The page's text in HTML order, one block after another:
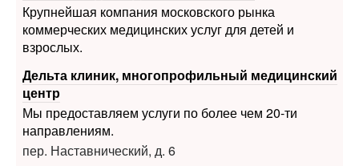
Крупнейшая компания московского рынка
коммерческих медицинских услуг для детей и
взрослых.
Дельта клиник, многопрофильный медицинский
центр
Мы предоставляем услуги по более чем 20-ти
направлениям.
пер. Наставнический, д. 6